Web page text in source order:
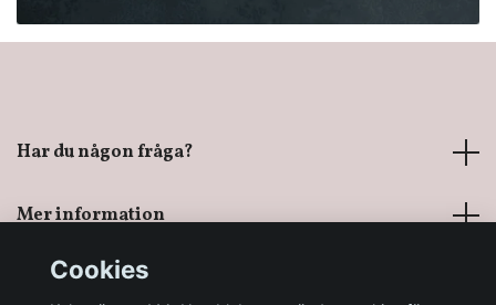
Har du någon fråga?
Mer information
Sociala medier
Cookies